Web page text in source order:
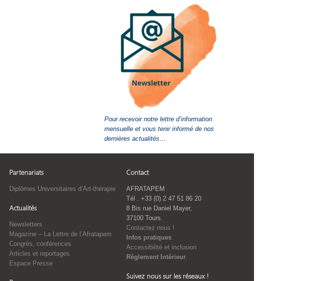
Pour recevoir notre lettre d’information
mensuelle et vous tenir informé de nos
dernières actualités…
Partenariats
Diplômes Universitaires d’Art-thérapie
Actualités
Newsletters
Magazine – La Lettre de l’Afratapem
Congrès, conférences
Articles et reportages
Espace Presse
Contact
AFRATAPEM
Tél . +33 (0) 2 47 51 86 20
8 Bis rue Daniel Mayer,
37100 Tours.
Contactez nous !
Infos pratiques
Accessibilité et inclusion
Règlement Intérieur
Suivez nous sur les réseaux !